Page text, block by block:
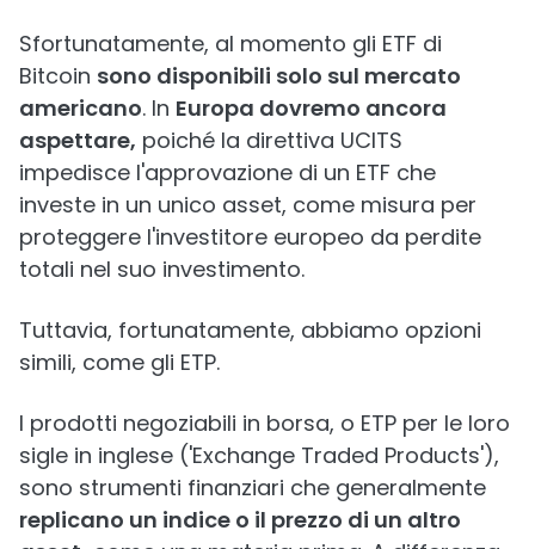
Sfortunatamente, al momento gli ETF di
Bitcoin sono disponibili solo sul mercato
americano. In Europa dovremo ancora
aspettare, poiché la direttiva UCITS
impedisce l'approvazione di un ETF che
investe in un unico asset, come misura per
proteggere l'investitore europeo da perdite
totali nel suo investimento.
Tuttavia, fortunatamente, abbiamo opzioni
simili, come gli ETP.
I prodotti negoziabili in borsa, o ETP per le loro
sigle in inglese ('Exchange Traded Products'),
sono strumenti finanziari che generalmente
replicano un indice o il prezzo di un altro